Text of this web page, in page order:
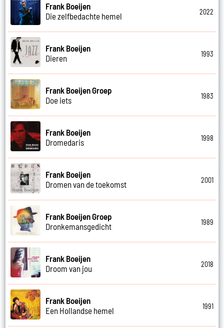
Frank Boeijen
Die zelfbedachte hemel
2022
Frank Boeijen
Dieren
1993
Frank Boeijen Groep
Doe iets
1983
Frank Boeijen
Dromedaris
1998
Frank Boeijen
Dromen van de toekomst
2001
Frank Boeijen Groep
Dronkemansgedicht
1989
Frank Boeijen
Droom van jou
2018
Frank Boeijen
Een Hollandse hemel
1991